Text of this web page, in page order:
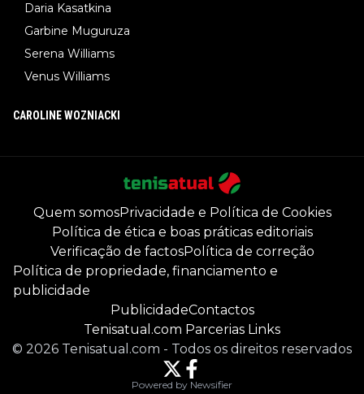
Daria Kasatkina
Garbine Muguruza
Serena Williams
Venus Williams
CAROLINE WOZNIACKI
Quem somosPrivacidade e Política de Cookies
Política de ética e boas práticas editoriais
Verificação de factosPolítica de correção
Política de propriedade, financiamento e
publicidade
PublicidadeContactos
Tenisatual.com Parcerias Links
© 2026 Tenisatual.com - Todos os direitos reservados
Powered by Newsifier